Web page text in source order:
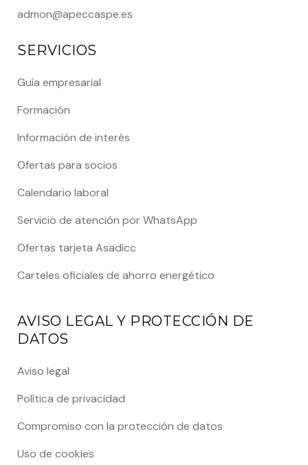
admon@apeccaspe.es
SERVICIOS
Guía empresarial
Formación
Información de interés
Ofertas para socios
Calendario laboral
Servicio de atención por WhatsApp
Ofertas tarjeta Asadicc
Carteles oficiales de ahorro energético
AVISO LEGAL Y PROTECCIÓN DE
DATOS
Aviso legal
Política de privacidad
Compromiso con la protección de datos
Uso de cookies